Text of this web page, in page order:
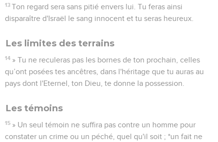
13 Ton regard sera sans pitié envers lui. Tu feras ainsi
disparaître d'Israël le sang innocent et tu seras heureux.
Les limites des terrains
14 » Tu ne reculeras pas les bornes de ton prochain, celles
qu’ont posées tes ancêtres, dans l'héritage que tu auras au
pays dont l'Eternel, ton Dieu, te donne la possession.
Les témoins
15 » Un seul témoin ne suffira pas contre un homme pour
constater un crime ou un péché, quel qu'il soit ; *un fait ne